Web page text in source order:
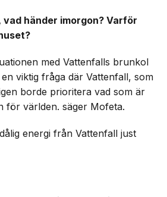
händer imorgon? Varför
med Vattenfalls brunkol
viktig fråga där Vattenfall, som
borde prioritera vad som är
för världen. säger Mofeta.
energi från Vattenfall just